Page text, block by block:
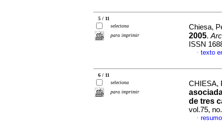
5 / 11
seleciona
para imprimir
Chiesa,
2005.
ISSN
· texto
6 / 11
seleciona
para imprimir
CHIESA,
de tres
vol.75,
·